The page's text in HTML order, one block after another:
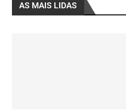
AS MAIS LIDAS